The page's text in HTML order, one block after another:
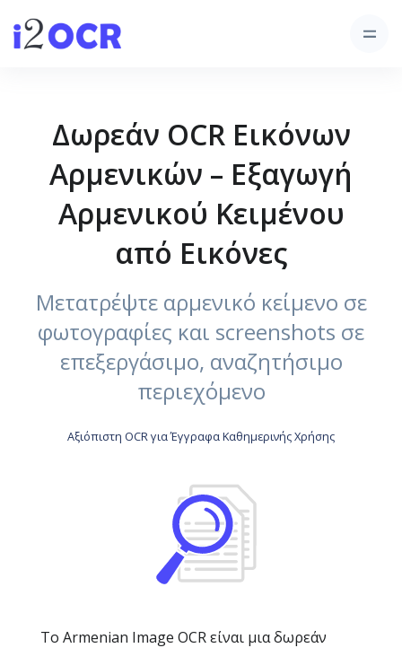
Δωρεάν OCR Εικόνων
Αρμενικών – Εξαγωγή
Αρμενικού Κειμένου
από Εικόνες
Μετατρέψτε αρμενικό κείμενο σε
φωτογραφίες και screenshots σε
επεξεργάσιμο, αναζητήσιμο
περιεχόμενο
Αξιόπιστη OCR για Έγγραφα Καθημερινής Χρήσης
Το Armenian Image OCR είναι μια δωρεάν